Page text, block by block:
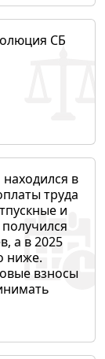
СБ
в
труда
и
а в 2025
ниже.
взносы